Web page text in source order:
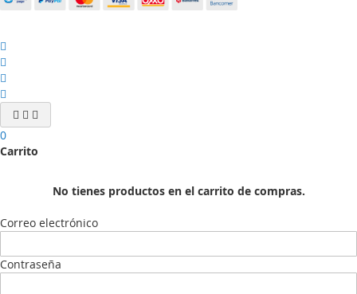
0
Carrito
No tienes productos en el carrito de compras.
Correo electrónico
Contraseña